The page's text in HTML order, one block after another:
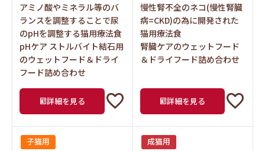
アミノ酸やミネラル等のバ
ランスを調整することで尿
のpHを調整する猫用療法食
pHケア ストルバイト結石用
のウェットフード＆ドライ
フード詰め合わせ
詳細を見る
慢性腎不全のネコ(慢性腎臓
病=CKD)の為に開発された
猫用療法食
腎臓ケアのウェットフード
＆ドライフード詰め合わせ
詳細を見る
子猫用
成猫用